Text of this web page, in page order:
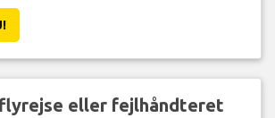
eller fejlhåndteret